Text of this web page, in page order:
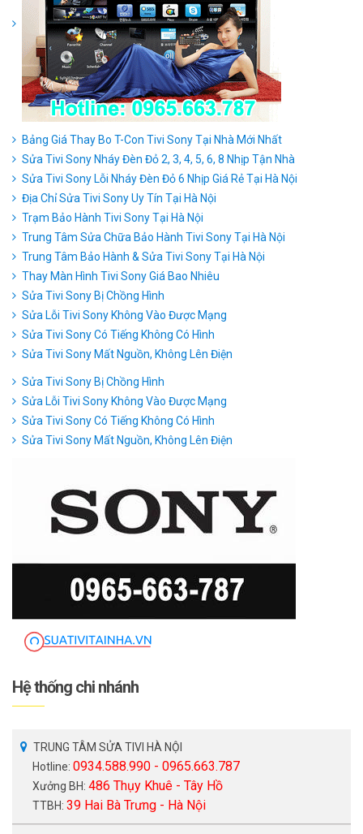
Bảng Giá Thay Bo T-Con Tivi Sony Tại Nhà Mới Nhất
Sửa Tivi Sony Nháy Đèn Đỏ 2, 3, 4, 5, 6, 8 Nhịp Tận Nhà
Sửa Tivi Sony Lỗi Nháy Đèn Đỏ 6 Nhịp Giá Rẻ Tại Hà Nội
Địa Chỉ Sửa Tivi Sony Uy Tín Tại Hà Nội
Trạm Bảo Hành Tivi Sony Tại Hà Nội
Trung Tâm Sửa Chữa Bảo Hành Tivi Sony Tại Hà Nội
Trung Tâm Bảo Hành & Sửa Tivi Sony Tại Hà Nội
Thay Màn Hình Tivi Sony Giá Bao Nhiêu
Sửa Tivi Sony Bị Chồng Hình
Sửa Lỗi Tivi Sony Không Vào Được Mạng
Sửa Tivi Sony Có Tiếng Không Có Hình
Sửa Tivi Sony Mất Nguồn, Không Lên Điện
Sửa Tivi Sony Bị Chồng Hình
Sửa Lỗi Tivi Sony Không Vào Được Mạng
Sửa Tivi Sony Có Tiếng Không Có Hình
Sửa Tivi Sony Mất Nguồn, Không Lên Điện
Hệ thống chi nhánh
TRUNG TÂM SỬA TIVI HÀ NỘI
Hotline: 0934.588.990 - 0965.663.787
Xưởng BH: 486 Thụy Khuê - Tây Hồ
TTBH: 39 Hai Bà Trưng - Hà Nội